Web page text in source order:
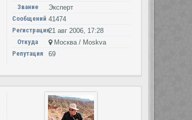
Звание
Эксперт
Сообщений 41474
Регистрация21 авг 2006, 17:28
Откуда
Москва / Moskva
Репутация
69